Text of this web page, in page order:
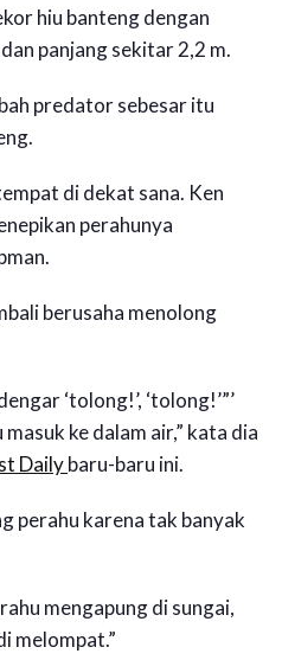
hiu banteng dengan
panjang sekitar 2,2 m.
predator sebesar itu
di dekat sana. Ken
perahunya
berusaha menolong
‘tolong!’, ‘tolong!’”’
ke dalam air,” kata dia
Dailybaru-baru ini.
perahu karena tak banyak
mengapung di sungai,
melompat.”